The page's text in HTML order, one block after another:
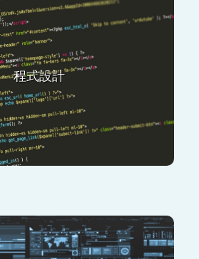
程式設計
Delphi
ASP
ASP.Net
PHP
IOS swift
Android Java